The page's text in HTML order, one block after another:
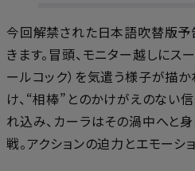
今回解禁された日本語吹替版予
きます。冒頭、モニター越しにス
ールコック）を気遣う様子が描
け、“相棒”とのかけがえのない
れ込み、カーラはその渦中へと身
戦。アクションの迫力とエモーシ